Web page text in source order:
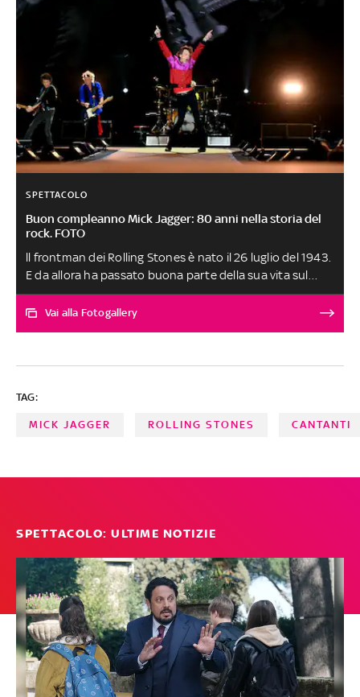
SPETTACOLO
Buon compleanno Mick Jagger: 80 anni nella storia del
rock. FOTO
ll frontman dei Rolling Stones è nato il 26 luglio del 1943.
E da allora ha passato buona parte della sua vita sul
palco, con concerti iniziati da teenager e proseguiti
lungo i decenni. LA GALLERY
Vai alla Fotogallery
TAG:
MICK JAGGER ROLLING STONES CANTANTI
SPETTACOLO: ULTIME NOTIZIE